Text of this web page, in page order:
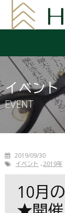
イベント
EVENT
2019/09/30
イベント
2019年
10月